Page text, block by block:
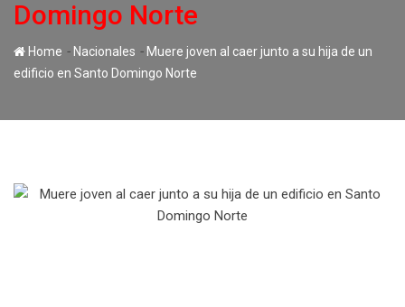
Domingo Norte
Home - Nacionales - Muere joven al caer junto a su hija de un
edificio en Santo Domingo Norte